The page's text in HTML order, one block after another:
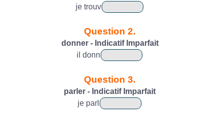
je trouv
Question 2.
donner - Indicatif Imparfait
il donn
Question 3.
parler - Indicatif Imparfait
je parl